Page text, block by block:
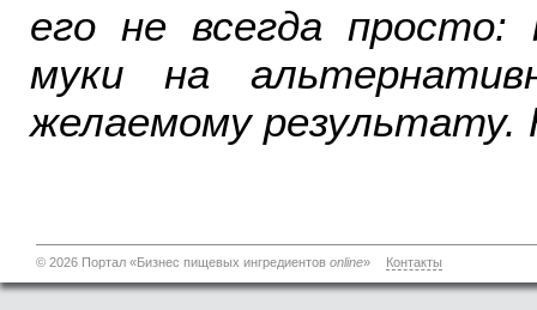
его не всегда просто:
муки на
желаемому результату.
© 2026 Портал «Бизнес пищевых ингредиентов online» Контакты